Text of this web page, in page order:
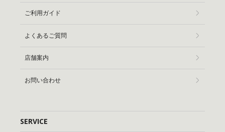
ご利用ガイド
よくあるご質問
店舗案内
お問い合わせ
SERVICE